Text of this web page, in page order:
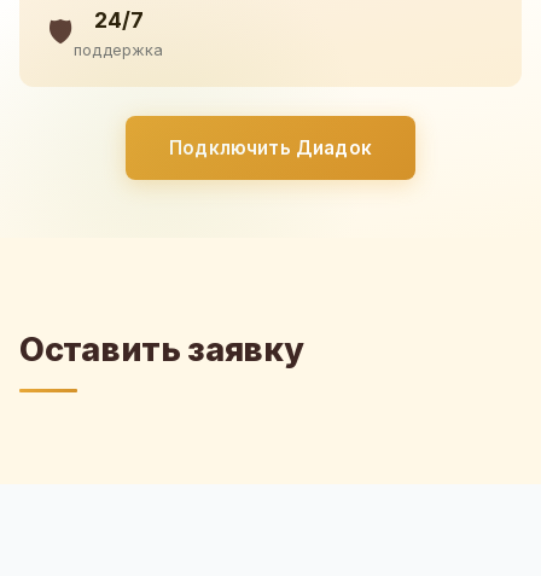
🛡️ 24/7
поддержка
Подключить Диадок
Оставить заявку